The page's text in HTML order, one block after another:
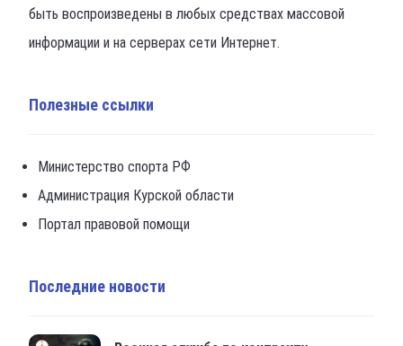
быть воспроизведены в любых средствах массовой
информации и на серверах сети Интернет.
Полезные ссылки
Министерство спорта РФ
Администрация Курской области
Портал правовой помощи
Последние новости